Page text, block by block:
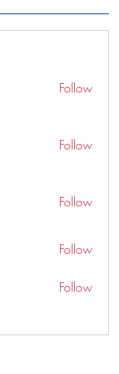
Follow
Follow
Follow
Follow
Follow